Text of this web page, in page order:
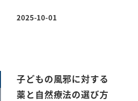
投稿日
2025-10-01
子どもの風邪に対する
薬と自然療法の選び方